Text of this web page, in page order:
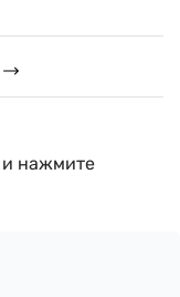
нажмите